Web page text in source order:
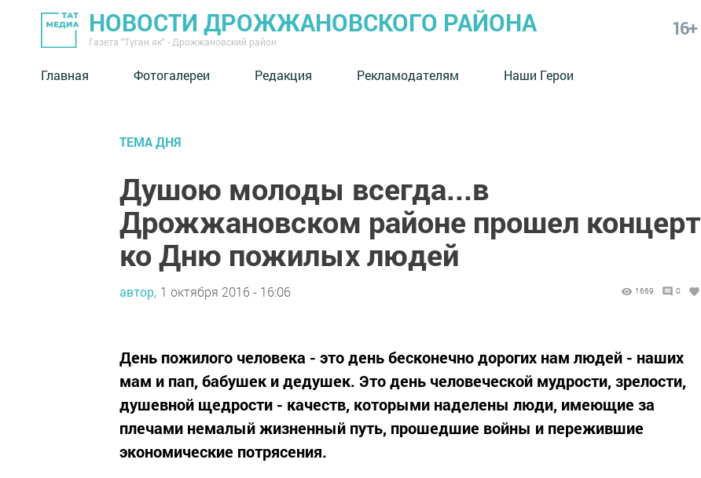
НОВОСТИ ДРОЖЖАНОВСКОГО РАЙОНА
Газета "Туган як" - Дрожжановский район
16+
Главная Фотогалереи Редакция Рекламодателям Наши Герои
ТЕМА ДНЯ
Душою молоды всегда...в
Дрожжановском районе прошел концерт
ко Дню пожилых людей
автор, 1 октября 2016 - 16:06 1669 0
День пожилого человека - это день бесконечно дорогих нам людей - наших
мам и пап, бабушек и дедушек. Это день человеческой мудрости, зрелости,
душевной щедрости - качеств, которыми наделены люди, имеющие за
плечами немалый жизненный путь, прошедшие войны и пережившие
экономические потрясения.